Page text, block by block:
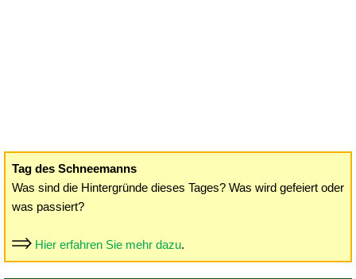
Tag des Schneemanns
Was sind die Hintergründe dieses Tages? Was wird gefeiert oder
was passiert?
Hier erfahren Sie mehr dazu.